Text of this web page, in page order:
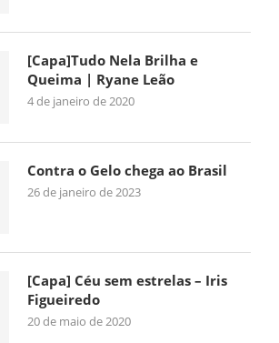
[Capa]Tudo Nela Brilha e
Queima | Ryane Leão
4 de janeiro de 2020
Contra o Gelo chega ao Brasil
26 de janeiro de 2023
[Capa] Céu sem estrelas – Iris
Figueiredo
20 de maio de 2020